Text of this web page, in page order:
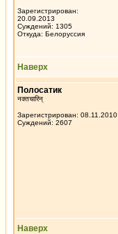
Зарегистрирован:
20.09.2013
Суждений: 1305
Откуда: Белоруссия
Наверх
Полосатик
नक्तचारिन्
Зарегистрирован: 08.11.2010
Суждений: 2607
Наверх